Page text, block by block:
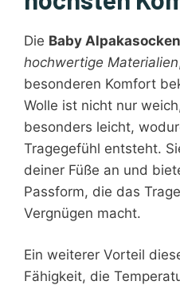
Die Baby Alpakasocken
hochwertige Materialien
besonderen Komfort
Wolle ist nicht nur
besonders leicht,
Tragegefühl entsteht.
deiner Füße an und
Passform, die das
Vergnügen macht.
Ein weiterer Vorteil
Fähigkeit, die